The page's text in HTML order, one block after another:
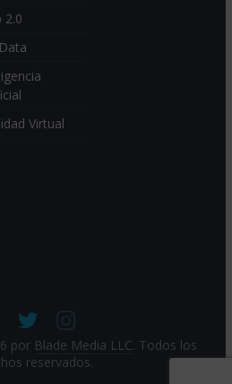
2.0
Virtual
por Blade Media LLC. Todos los
reservados.